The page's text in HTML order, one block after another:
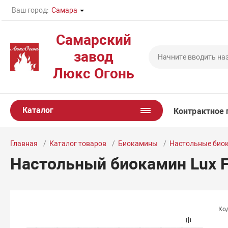
Ваш город: Самара
Самарский
завод
Люкс Огонь
Каталог Контрактное
Главная Каталог товаров Биокамины Настольные
Настольный биокамин Lux